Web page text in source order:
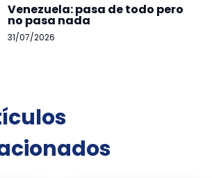
Venezuela: pasa de todo pero
no pasa nada
31/07/2026